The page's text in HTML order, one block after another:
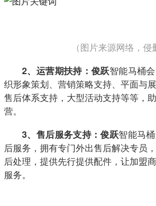
（图片来源网络，侵
2、运营期扶持：俊跃智能马桶
织形象策划、营销策略支持、平面与
售后体系支持，大型活动支持等等，
营。
3、售后服务支持：俊跃智能马
后服务，拥有专门外出售后解决专员
后处理，提供先行提供配件，让加盟
服务。